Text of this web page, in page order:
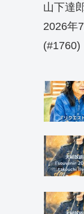
山下達
2026年
(#1760)